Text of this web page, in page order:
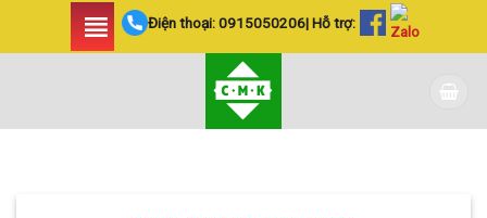
Điện thoại:0915050206| Hỗ trợ: